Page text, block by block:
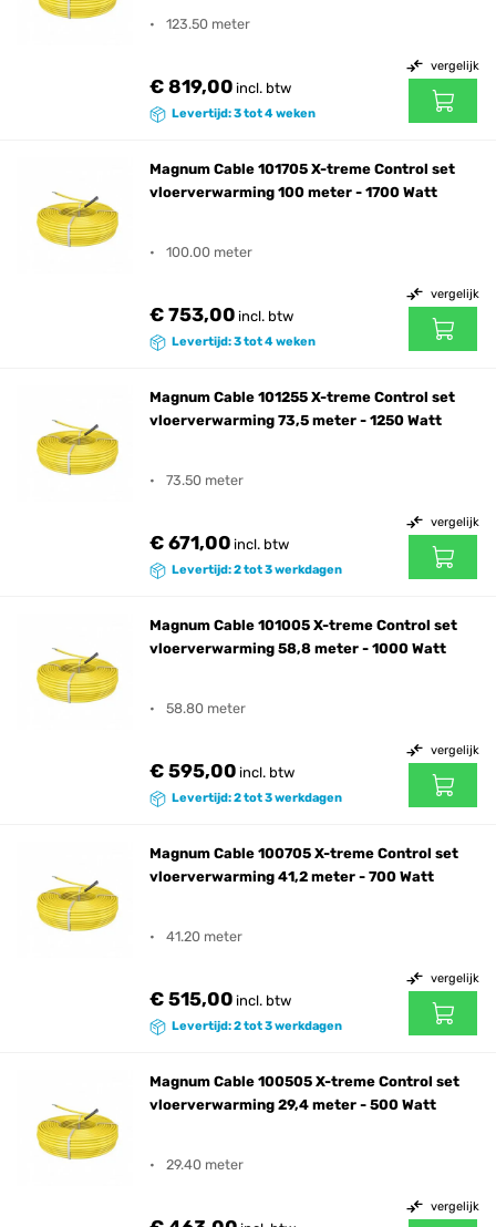
123.50 meter
€ 819,00 incl. btw
Levertijd: 3 tot 4 weken
vergelijk
Magnum Cable 101705 X-treme Control set
vloerverwarming 100 meter - 1700 Watt
100.00 meter
€ 753,00 incl. btw
Levertijd: 3 tot 4 weken
vergelijk
Magnum Cable 101255 X-treme Control set
vloerverwarming 73,5 meter - 1250 Watt
73.50 meter
€ 671,00 incl. btw
Levertijd: 2 tot 3 werkdagen
vergelijk
Magnum Cable 101005 X-treme Control set
vloerverwarming 58,8 meter - 1000 Watt
58.80 meter
€ 595,00 incl. btw
Levertijd: 2 tot 3 werkdagen
vergelijk
Magnum Cable 100705 X-treme Control set
vloerverwarming 41,2 meter - 700 Watt
41.20 meter
€ 515,00 incl. btw
Levertijd: 2 tot 3 werkdagen
vergelijk
Magnum Cable 100505 X-treme Control set
vloerverwarming 29,4 meter - 500 Watt
29.40 meter
vergelijk